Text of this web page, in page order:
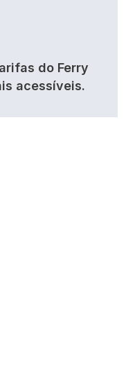
do Ferry
acessíveis.